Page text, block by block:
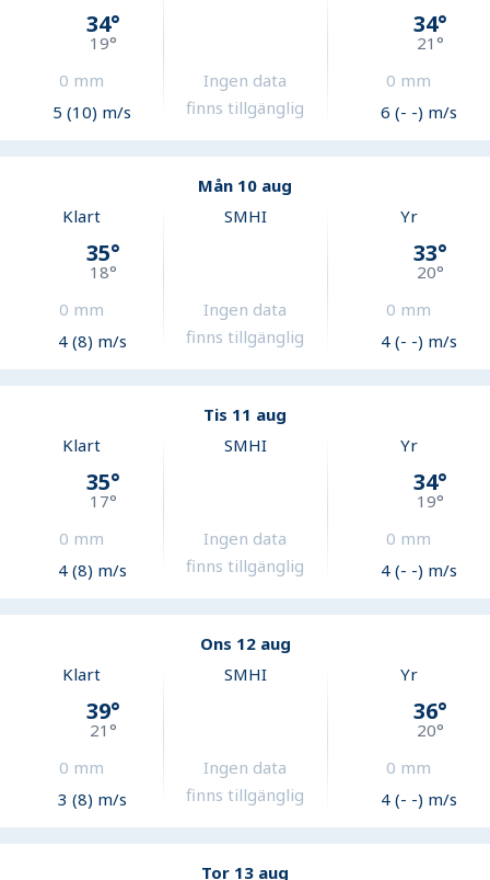
34°
19°
0 mm
5 (10) m/s
Ingen data
finns tillgänglig
34°
21°
0 mm
6 (- -) m/s
Mån 10 aug
Klart
35°
18°
0 mm
4 (8) m/s
SMHI
Ingen data
finns tillgänglig
Yr
33°
20°
0 mm
4 (- -) m/s
Tis 11 aug
Klart
35°
17°
0 mm
4 (8) m/s
SMHI
Ingen data
finns tillgänglig
Yr
34°
19°
0 mm
4 (- -) m/s
Ons 12 aug
Klart
39°
21°
0 mm
3 (8) m/s
SMHI
Ingen data
finns tillgänglig
Yr
36°
20°
0 mm
4 (- -) m/s
Tor 13 aug